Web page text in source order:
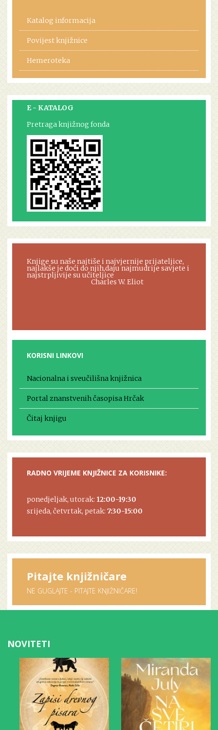
Katalog informacija
Povijest knjižnice
Hemeroteka
E - KATALOG
Pretraga knjižnog fonda
Knjige su naše najtiše i najvjernije prijateljice,
najlakše je doći do njih,daju najmudrije savjete i
najstrpljivije su učiteljice
Charles W. Eliot
KORISNI LINKOVI
Nacionalna i sveučilišna knjižnica
Portal znanstvenih časopisa Hrčak
Čitaj knjigu
RADNO VRIJEME KNJIŽNICE ZA KORISNIKE:
ponedjeljak, utorak: 12:00-19:30
srijeda, četvrtak, petak: 7:30-15:00
Pitajte knjižničare
NE GUGLAJTE - PITAJTE KNJIŽNIČARE!
NOVITETI